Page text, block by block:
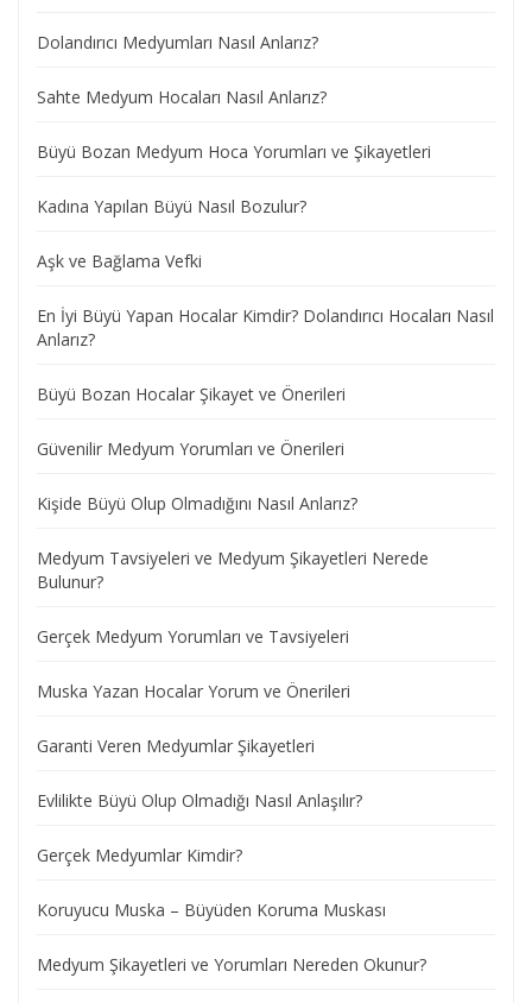
Dolandırıcı Medyumları Nasıl Anlarız?
Sahte Medyum Hocaları Nasıl Anlarız?
Büyü Bozan Medyum Hoca Yorumları ve Şikayetleri
Kadına Yapılan Büyü Nasıl Bozulur?
Aşk ve Bağlama Vefki
En İyi Büyü Yapan Hocalar Kimdir? Dolandırıcı Hocaları Nasıl
Anlarız?
Büyü Bozan Hocalar Şikayet ve Önerileri
Güvenilir Medyum Yorumları ve Önerileri
Kişide Büyü Olup Olmadığını Nasıl Anlarız?
Medyum Tavsiyeleri ve Medyum Şikayetleri Nerede
Bulunur?
Gerçek Medyum Yorumları ve Tavsiyeleri
Muska Yazan Hocalar Yorum ve Önerileri
Garanti Veren Medyumlar Şikayetleri
Evlilikte Büyü Olup Olmadığı Nasıl Anlaşılır?
Gerçek Medyumlar Kimdir?
Koruyucu Muska – Büyüden Koruma Muskası
Medyum Şikayetleri ve Yorumları Nereden Okunur?